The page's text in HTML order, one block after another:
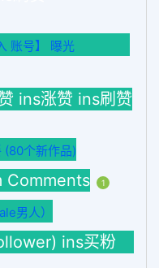
账号】 曝光
ins涨赞 ins刷赞
个新作品)
Comments 1
男人）
ins买粉